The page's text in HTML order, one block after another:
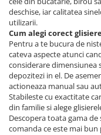
deschise, iar calitatea
utilizarii.
Cum alegi corect
Pentru a te bucura de
cateva aspecte atunci
considerare dimensiunea
depozitezi in el. De
actioneaza manual sau
Stabileste cu exactitate
din familie si alege
Descopera toata gama
comanda ce este mai bun